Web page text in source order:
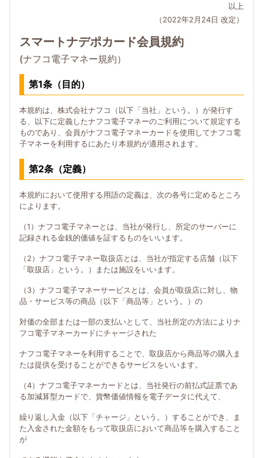
以上
（2022年2月24日 改定）
スマートナデポカード会員規約
(ナフコ電子マネー規約）
第1条（目的）
本規約は、株式会社ナフコ（以下「当社」という。）が発行す
る、以下に定義したナフコ電子マネーのご利用について規定する
ものであり、会員がナフコ電子マネーカードを使用してナフコ電
子マネーを利用するにあたり本規約が適用されます。
第2条（定義）
本規約において使用する用語の定義は、次の各号に定めるところ
によります。
（1）ナフコ電子マネーとは、当社が発行し、所定のサーバーに
記録される金銭的価値を証するものをいいます。
（2）ナフコ電子マネー取扱店とは、当社が指定する店舗（以下
「取扱店」という。）または施設をいいます。
（3）ナフコ電子マネーサービスとは、会員が取扱店に対し、物
品・サービス等の商品（以下「商品等」という。）の
対価の全部または一部の支払いとして、当社所定の方法によりナ
フコ電子マネーカードにチャージされた
ナフコ電子マネーを利用することで、取扱店から商品等の購入ま
たは提供を受けることができるサービスをいいます。
（4）ナフコ電子マネーカードとは、当社発行の前払式証票であ
る加減算型カードで、貨幣価値情報を電子データに代えて、
繰り返し入金（以下「チャージ」という。）することができ、ま
た入金された金額をもって取扱店において商品等を購入すること
が